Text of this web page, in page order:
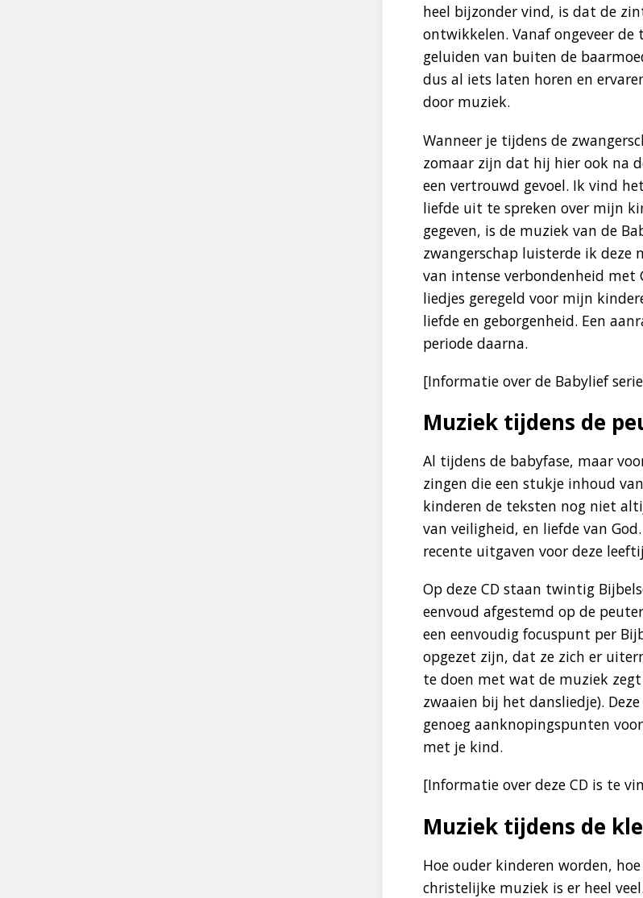
heel bijzonder vind, is dat de
ontwikkelen. Vanaf ongeveer
geluiden van buiten de
dus al iets laten horen en
door muziek.
Wanneer je tijdens de
zomaar zijn dat hij hier ook na
een vertrouwd gevoel. Ik vind
liefde uit te spreken over mijn
gegeven, is de muziek van de
zwangerschap luisterde ik deze
van intense verbondenheid met
liedjes geregeld voor mijn
liefde en geborgenheid. Een
periode daarna.
[Informatie over de Babylief
Muziek tijdens de
Al tijdens de babyfase, maar
zingen die een stukje inhoud
kinderen de teksten nog niet
van veiligheid, en liefde van
recente uitgaven voor deze
Op deze CD staan twintig
eenvoud afgestemd op de
een eenvoudig focuspunt per
opgezet zijn, dat ze zich er
te doen met wat de muziek
zwaaien bij het dansliedje).
genoeg aanknopingspunten
met je kind.
[Informatie over deze CD is te
Muziek tijdens de
Hoe ouder kinderen worden,
christelijke muziek is er heel